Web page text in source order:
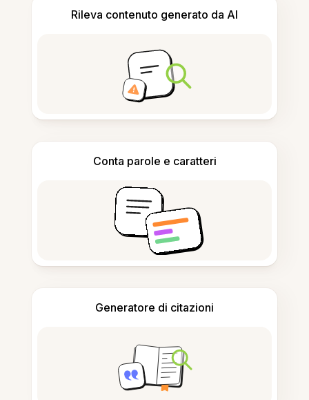
Rileva contenuto generato da AI
Conta parole e caratteri
Generatore di citazioni